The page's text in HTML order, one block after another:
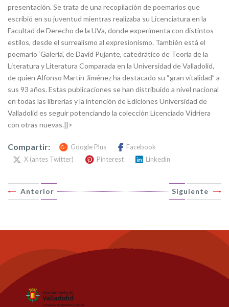
presentación. Se trata de una recopilación de poemarios que
escribió en su juventud mientras realizaba su Licenciatura en la
Facultad de Derecho de la UVa, donde experimenta con distintos
estilos, desde el surrealismo al expresionismo. También está el
poemario ‘Galería’, de David Pujante, catedrático de Teoría de la
Literatura y Literatura Comparada en la Universidad de Valladolid,
de quien Alfonso Martín Jiménez ha destacado su “gran vitalidad” a
sus 93 años. Estas publicaciones se han distribuido a nivel nacional
en todas las librerías y la intención de Ediciones Universidad de
Valladolid es seguir potenciando la colección Licenciado Vidriera
con otras nuevas.]]>
Compartir: Google Plus
Facebook
X (antes Twitter)
Pinterest Linkedin
Siguiente
Anterior